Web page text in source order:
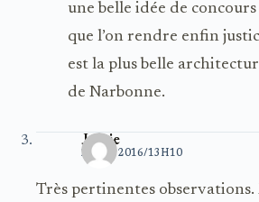
une belle idée de
que l’on rendre enfin
est la plus belle
de Narbonne.
Jackie
2 JUIN 2016/13H10
Très pertinentes observations.